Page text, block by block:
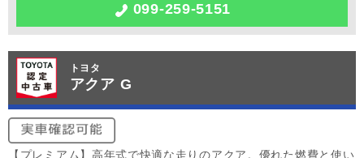
099-259-5151
トヨタ
アクア G
【プレミアム】高年式で快適な走りのアクア。優れた燃費と使い